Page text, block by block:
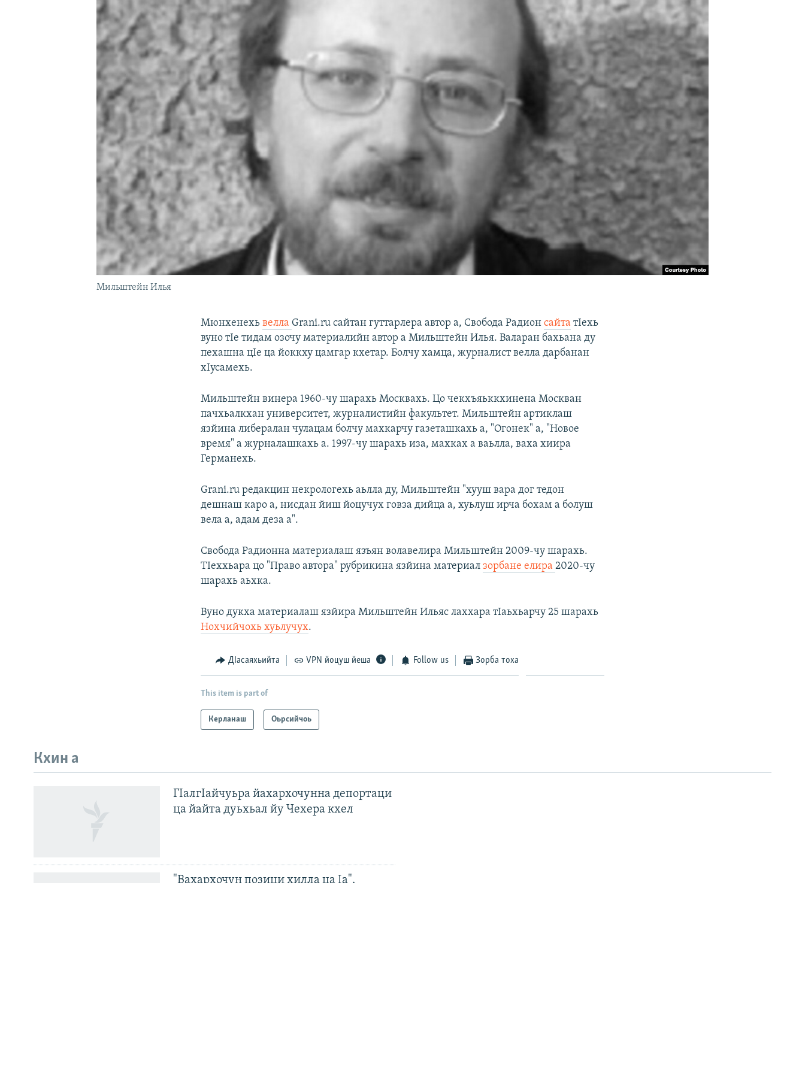
Мильштейн Илья
Мюнхенехьвелла Grani.ru сайтан гуттарлера автор а, Свобода Радионсайта тIехь
вуно тIе тидам озочу материалийн автор а Мильштейн Илья. Валаран бахьана ду
пехашна цIе ца йоккху цамгар кхетар. Болчу хамца, журналист велла дарбанан
хIусамехь.
Мильштейн винера 1960-чу шарахь Москвахь. Цо чекхъяьккхинена Москван
пачхьалкхан университет, журналистийн факультет. Мильштейн артиклаш
язйина либералан чулацам болчу махкарчу газеташкахь а, "Огонек" а, "Новое
время" а журналашкахь а. 1997-чу шарахь иза, махках а ваьлла, ваха хиира
Германехь.
Grani.ru редакцин некрологехь аьлла ду, Мильштейн "хууш вара дог тедон
дешнаш каро а, нисдан йиш йоцучух говза дийца а, хуьлуш ирча бохам а болуш
вела а, адам деза а".
Свобода Радионна материалаш язъян волавелира Мильштейн 2009-чу шарахь.
ТIеххьара цо "Право автора" рубрикина язйина материалзорбане елира2020-чу
шарахь аьхка.
Вуно дукха материалаш язйира Мильштейн Ильяс лаххара тIаьхьарчу 25 шарахь
Нохчийчохь хуьлучух.
ДIасаяхьийта VPN йоцуш йеша Follow us Зорба тоха
This item is part of
Керланаш Оьрсийчоь
Кхин а
ГIалгIайчуьра йахархочунна депортаци
ца йайта дуьхьал йу Чехера кхел
"Вахархочун позици хилла ца Iа".